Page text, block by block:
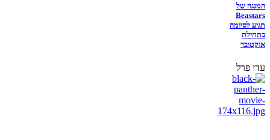
המנגה של
Beastars
תגיע לסיומה
בתחילת
אוקטובר
עדי פרל